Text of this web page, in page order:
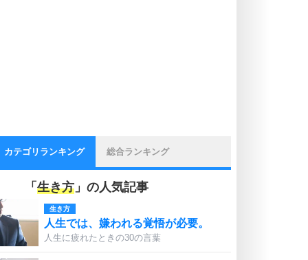
カテゴリランキング 総合ランキング
「 生き方 」の人気記事
生き方
人生では、嫌われる覚悟が必要。
人生に疲れたときの30の言葉